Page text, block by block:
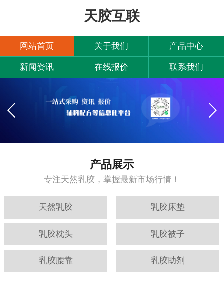
天胶互联
网站首页 关于我们 产品中心
新闻资讯 在线报价 联系我们
产品展示
专注天然乳胶，掌握最新市场行情！
天然乳胶 乳胶床垫
乳胶枕头 乳胶被子
乳胶腰靠 乳胶助剂